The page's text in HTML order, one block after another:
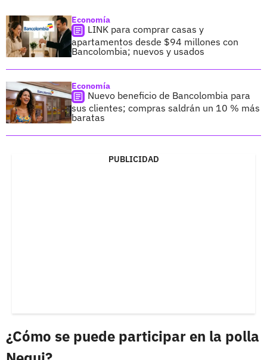
Economía
LINK para comprar casas y
apartamentos desde $94 millones con
Bancolombia; nuevos y usados
Economía
Nuevo beneficio de Bancolombia para
sus clientes; compras saldrán un 10 % más
baratas
PUBLICIDAD
¿Cómo se puede participar en la polla